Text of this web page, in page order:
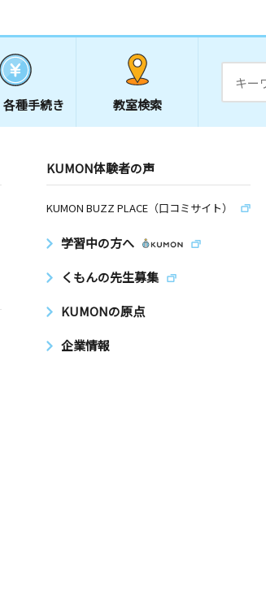
各種手続き 教室検索
KUMON体験者の声
KUMON BUZZ PLACE（口コミサイト）
学習中の方へ
くもんの先生募集
KUMONの原点
企業情報